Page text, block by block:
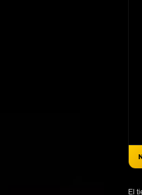
el pregón de Ana
El